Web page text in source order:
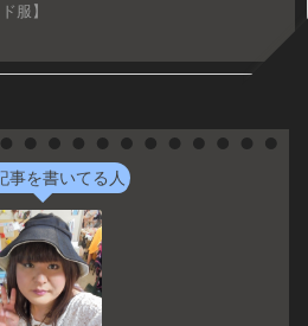
服】
事を書いてる人